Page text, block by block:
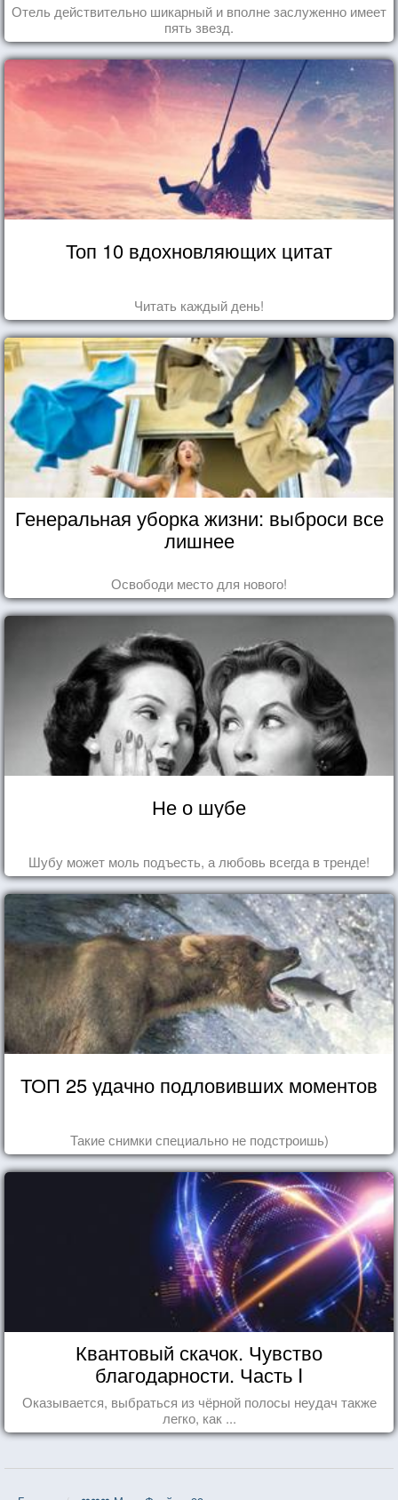
Отель действительно шикарный и вполне заслуженно имеет
пять звезд.
Топ 10 вдохновляющих цитат
Читать каждый день!
Генеральная уборка жизни: выброси все
лишнее
Освободи место для нового!
Не о шубе
Шубу может моль подъесть, а любовь всегда в тренде!
ТОП 25 удачно подловивших моментов
Такие снимки специально не подстроишь)
Квантовый скачок. Чувство
благодарности. Часть I
Оказывается, выбраться из чёрной полосы неудач также
легко, как ...